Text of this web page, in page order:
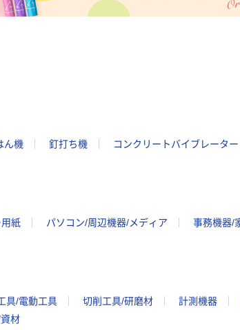
ん機 釘打ち機 コンクリートバイブレーター
紙 パソコン/周辺機器/メディア 事務機器/
具/電動工具 切削工具/研磨材 計測機器
材